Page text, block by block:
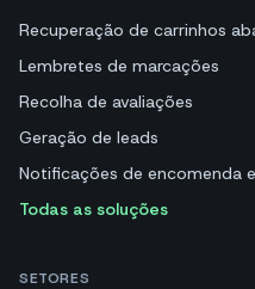
Recuperação de carrinhos
Lembretes de marcações
Recolha de avaliações
Geração de leads
Notificações de encomenda
Todas as soluções
SETORES